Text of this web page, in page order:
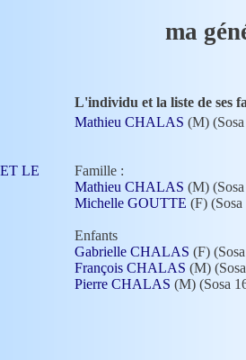
ma
L'individu et la liste de ses
LE
Mathieu CHALAS (M) (Sosa
Famille :
Mathieu CHALAS (M) (Sosa
Michelle GOUTTE (F) (Sosa
Enfants
Gabrielle CHALAS (F)
François CHALAS (M) (Sosa
Pierre CHALAS (M) (Sosa